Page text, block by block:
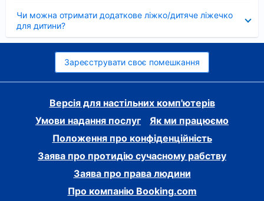
Чи можна отримати додаткове ліжко/дитяче ліжечко
для дитини?
Зареєструвати своє помешкання
Версія для настільних комп'ютерів
Умови надання послуг
Як ми працюємо
Положення про конфіденційність
Заява про протидію сучасному рабству
Заява про права людини
Про компанію Booking.com